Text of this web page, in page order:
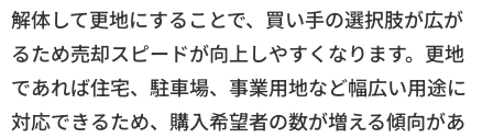
解体して更地にすることで、買い手の選択肢が広が
るため売却スピードが向上しやすくなります。更地
であれば住宅、駐車場、事業用地など幅広い用途に
対応できるため、購入希望者の数が増える傾向があ